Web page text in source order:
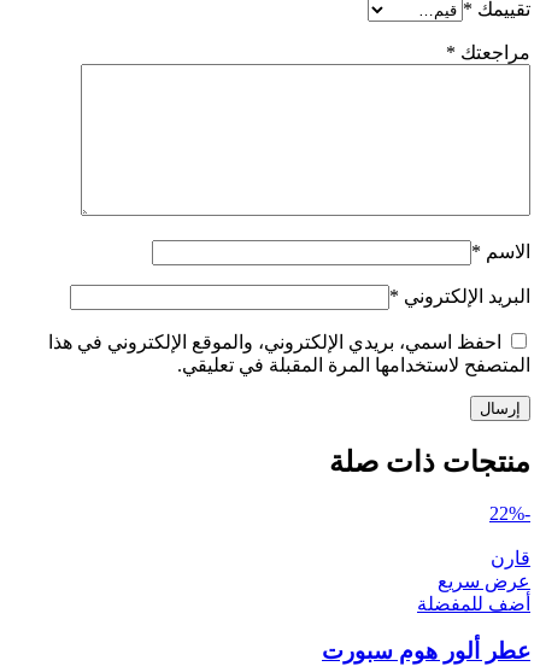
تقييمك *
مراجعتك *
الاسم *
البريد الإلكتروني *
احفظ اسمي، بريدي الإلكتروني، والموقع الإلكتروني في هذا
المتصفح لاستخدامها المرة المقبلة في تعليقي.
منتجات ذات صلة
-22%
قارن
عرض سريع
أضف للمفضلة
عطر ألور هوم سبورت